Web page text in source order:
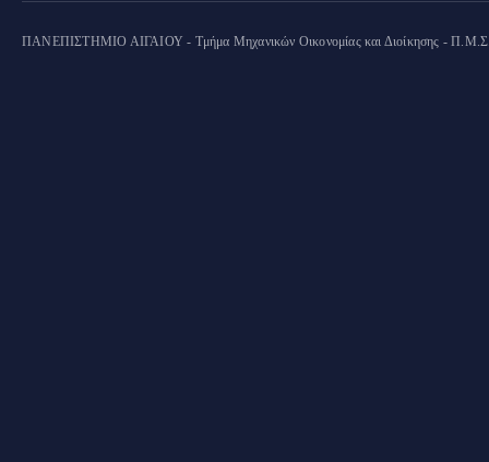
ΠΑΝΕΠΙΣΤΗΜΙΟ ΑΙΓΑΙΟΥ - Τμήμα Μηχανικών Οικονομίας και Διοίκησης - Π.Μ.Σ.